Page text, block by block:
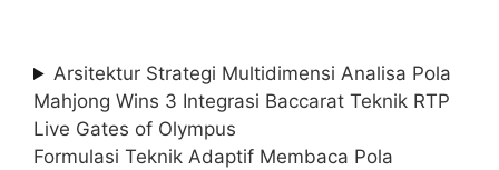
Arsitektur Strategi Multidimensi Analisa Pola
Mahjong Wins 3 Integrasi Baccarat Teknik RTP
Live Gates of Olympus
Formulasi Teknik Adaptif Membaca Pola